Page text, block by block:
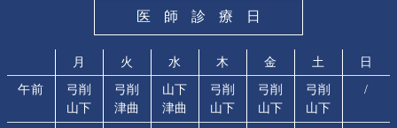
医師診療日
月 火 水 木 金 土 日
午前
弓削
山下
弓削
津曲
山下
津曲
弓削
山下
弓削
山下
弓削
山下
/